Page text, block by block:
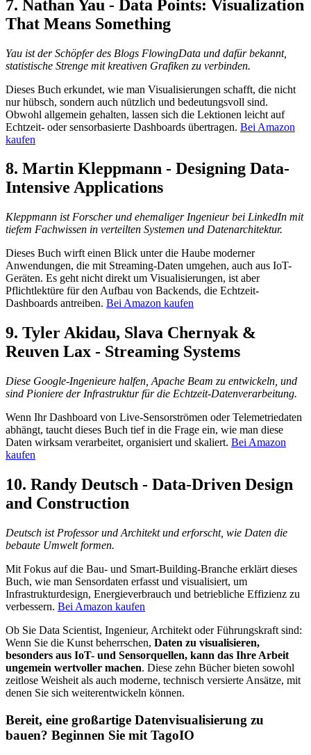
7. Nathan Yau - Data Points: Visualization
That Means Something
Yau ist der Schöpfer des Blogs FlowingData und dafür bekannt,
statistische Strenge mit kreativen Grafiken zu verbinden.
Dieses Buch erkundet, wie man Visualisierungen schafft, die nicht
nur hübsch, sondern auch nützlich und bedeutungsvoll sind.
Obwohl allgemein gehalten, lassen sich die Lektionen leicht auf
Echtzeit- oder sensorbasierte Dashboards übertragen. Bei Amazon
kaufen
8. Martin Kleppmann - Designing Data-
Intensive Applications
Kleppmann ist Forscher und ehemaliger Ingenieur bei LinkedIn mit
tiefem Fachwissen in verteilten Systemen und Datenarchitektur.
Dieses Buch wirft einen Blick unter die Haube moderner
Anwendungen, die mit Streaming-Daten umgehen, auch aus IoT-
Geräten. Es geht nicht direkt um Visualisierungen, ist aber
Pflichtlektüre für den Aufbau von Backends, die Echtzeit-
Dashboards antreiben. Bei Amazon kaufen
9. Tyler Akidau, Slava Chernyak &
Reuven Lax - Streaming Systems
Diese Google-Ingenieure halfen, Apache Beam zu entwickeln, und
sind Pioniere der Infrastruktur für die Echtzeit-Datenverarbeitung.
Wenn Ihr Dashboard von Live-Sensorströmen oder Telemetriedaten
abhängt, taucht dieses Buch tief in die Frage ein, wie man diese
Daten wirksam verarbeitet, organisiert und skaliert. Bei Amazon
kaufen
10. Randy Deutsch - Data-Driven Design
and Construction
Deutsch ist Professor und Architekt und erforscht, wie Daten die
bebaute Umwelt formen.
Mit Fokus auf die Bau- und Smart-Building-Branche erklärt dieses
Buch, wie man Sensordaten erfasst und visualisiert, um
Infrastrukturdesign, Energieverbrauch und betriebliche Effizienz zu
verbessern. Bei Amazon kaufen
Ob Sie Data Scientist, Ingenieur, Architekt oder Führungskraft sind:
Wenn Sie die Kunst beherrschen, Daten zu visualisieren,
besonders aus IoT- und Sensorquellen, kann das Ihre Arbeit
ungemein wertvoller machen. Diese zehn Bücher bieten sowohl
zeitlose Weisheit als auch moderne, technisch versierte Ansätze, mit
denen Sie sich weiterentwickeln können.
Bereit, eine großartige Datenvisualisierung zu
bauen? Beginnen Sie mit TagoIO